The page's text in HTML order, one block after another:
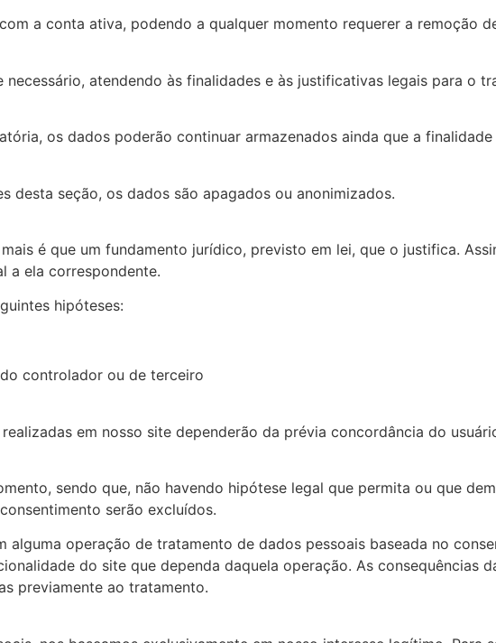
a conta ativa, podendo a qualquer momento requerer a remoção
atendendo às finalidades e às justificativas legais para o
os dados poderão continuar armazenados ainda que a
desta seção, os dados são apagados ou anonimizados.
é que um fundamento jurídico, previsto em lei, que o justifica.
a ela correspondente.
hipóteses:
controlador ou de terceiro
em nosso site dependerão da prévia concordância do
sendo que, não havendo hipótese legal que permita ou que
serão excluídos.
operação de tratamento de dados pessoais baseada no
do site que dependa daquela operação. As consequências
previamente ao tratamento.